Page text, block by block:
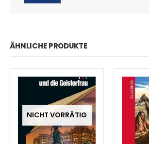
ÄHNLICHE PRODUKTE
NICHT VORRÄTIG